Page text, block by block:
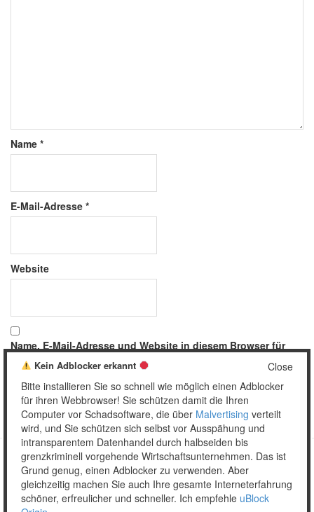
Name *
E-Mail-Adresse *
Website
Name, E-Mail-Adresse und Website in diesem Browser für
meinen nächsten Kommentar speichern.
Copyright © 2026 Unser täglich Spam.
MobileWordPress Theme by themehall.com
Close
Kein Adblocker erkannt
Bitte installieren Sie so schnell wie möglich einen Adblocker
für ihren Webbrowser! Sie schützen damit die Ihren
Computer vor Schadsoftware, die über Malvertising verteilt
wird, und Sie schützen sich selbst vor Ausspähung und
intransparentem Datenhandel durch halbseiden bis
grenzkriminell vorgehende Wirtschaftsunternehmen. Das ist
Grund genug, einen Adblocker zu verwenden. Aber
gleichzeitig machen Sie auch Ihre gesamte Interneterfahrung
schöner, erfreulicher und schneller. Ich empfehle uBlock